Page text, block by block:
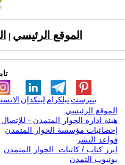
الموقع الرئيسي
لينكدإن تيلكرامبنترست
الموقع الرئيسي
هيئة ادارة الحوار المتمدن - للإتصال
إحصائيات مؤسسة الحوار المتمدن
قواعد النشر
ابرز كتاب / كاتبات الحوار المتمدن
يوتيوب التمدن